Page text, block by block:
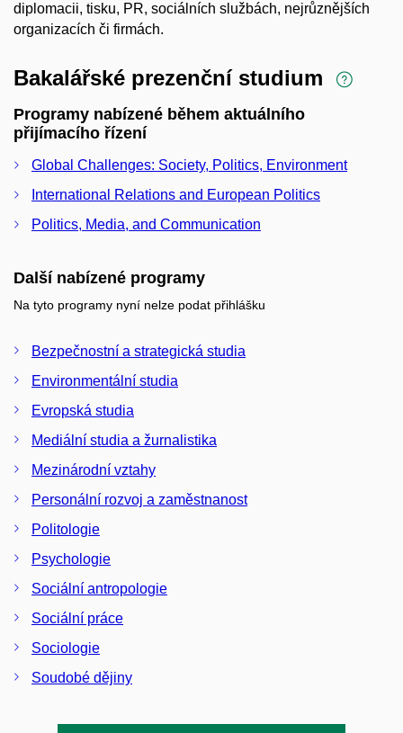
diplomacii, tisku, PR, sociálních službách, nejrůznějších
organizacích či firmách.
Bakalářské prezenční studium
Programy nabízené během aktuálního
přijímacího řízení
Global Challenges: Society, Politics, Environment
International Relations and European Politics
Politics, Media, and Communication
Další nabízené programy
Na tyto programy nyní nelze podat přihlášku
Bezpečnostní a strategická studia
Environmentální studia
Evropská studia
Mediální studia a žurnalistika
Mezinárodní vztahy
Personální rozvoj a zaměstnanost
Politologie
Psychologie
Sociální antropologie
Sociální práce
Sociologie
Soudobé dějiny